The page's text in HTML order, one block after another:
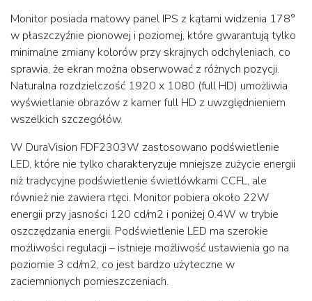
Monitor posiada matowy panel IPS z kątami widzenia 178°
w płaszczyźnie pionowej i poziomej, które gwarantują tylko
minimalne zmiany kolorów przy skrajnych odchyleniach, co
sprawia, że ekran można obserwować z różnych pozycji.
Naturalna rozdzielczość 1920 x 1080 (full HD) umożliwia
wyświetlanie obrazów z kamer full HD z uwzględnieniem
wszelkich szczegółów.
W DuraVision FDF2303W zastosowano podświetlenie
LED, które nie tylko charakteryzuje mniejsze zużycie energii
niż tradycyjne podświetlenie świetlówkami CCFL, ale
również nie zawiera rtęci. Monitor pobiera około 22W
energii przy jasności 120 cd/m2 i poniżej 0.4W w trybie
oszczędzania energii. Podświetlenie LED ma szerokie
możliwości regulacji – istnieje możliwość ustawienia go na
poziomie 3 cd/m2, co jest bardzo użyteczne w
zaciemnionych pomieszczeniach.